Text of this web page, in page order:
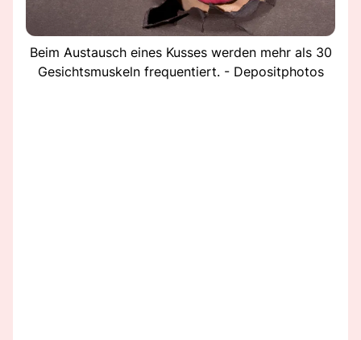
Beim Austausch eines Kusses werden mehr als 30
Gesichtsmuskeln frequentiert. - Depositphotos